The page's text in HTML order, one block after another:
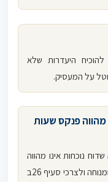
היעדרות שלא
על המעסיק.
מהווה פנקס שעות
נוכחות אינו מהווה
'פנקס שעות עבודה' לפי חוק שעות עבודה ומנוחה ולצרכי סעיף 26ב